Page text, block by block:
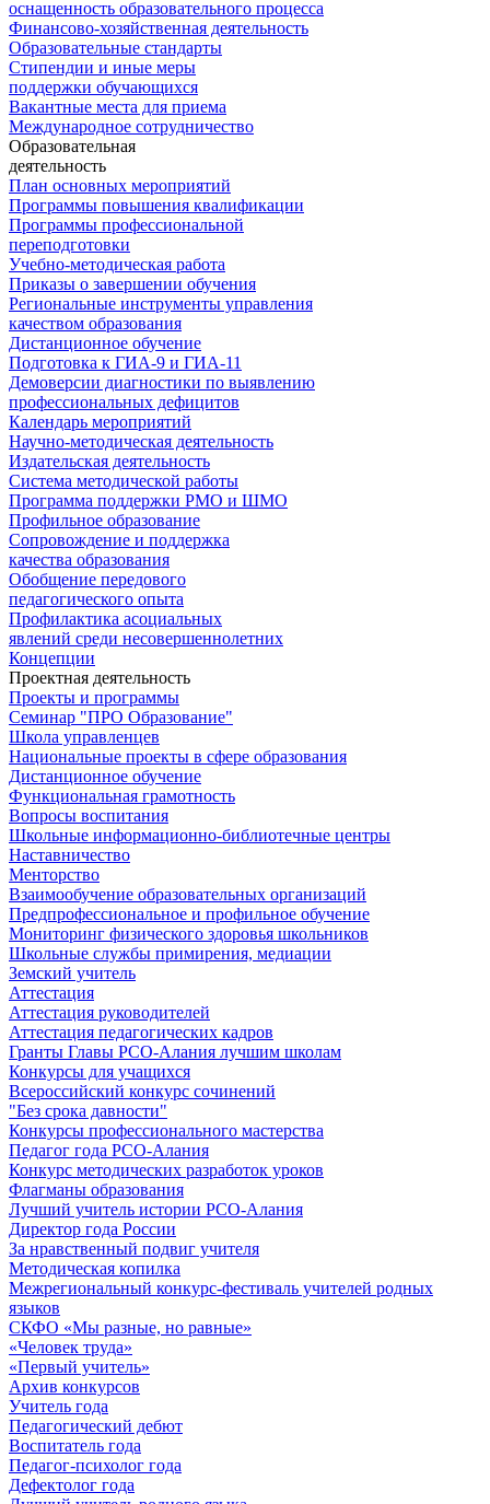
оснащенность образовательного процесса
Финансово-хозяйственная деятельность
Образовательные стандарты
Стипендии и иные меры
поддержки обучающихся
Вакантные места для приема
Международное сотрудничество
Образовательная
деятельность
План основных мероприятий
Программы повышения квалификации
Программы профессиональной
переподготовки
Учебно-методическая работа
Приказы о завершении обучения
Региональные инструменты управления
качеством образования
Дистанционное обучение
Подготовка к ГИА-9 и ГИА-11
Демоверсии диагностики по выявлению
профессиональных дефицитов
Календарь мероприятий
Научно-методическая деятельность
Издательская деятельность
Система методической работы
Программа поддержки РМО и ШМО
Профильное образование
Сопровождение и поддержка
качества образования
Обобщение передового
педагогического опыта
Профилактика асоциальных
явлений среди несовершеннолетних
Концепции
Проектная деятельность
Проекты и программы
Семинар "ПРО Образование"
Школа управленцев
Национальные проекты в сфере образования
Дистанционное обучение
Функциональная грамотность
Вопросы воспитания
Школьные информационно-библиотечные центры
Наставничество
Менторство
Взаимообучение образовательных организаций
Предпрофессиональное и профильное обучение
Мониторинг физического здоровья школьников
Школьные службы примирения, медиации
Земский учитель
Аттестация
Аттестация руководителей
Аттестация педагогических кадров
Гранты Главы РСО-Алания лучшим школам
Конкурсы для учащихся
Всероссийский конкурс сочинений
"Без срока давности"
Конкурсы профессионального мастерства
Педагог года РСО-Алания
Конкурс методических разработок уроков
Флагманы образования
Лучший учитель истории РСО-Алания
Директор года России
За нравственный подвиг учителя
Методическая копилка
Межрегиональный конкурс-фестиваль учителей родных
языков
СКФО «Мы разные, но равные»
«Человек труда»
«Первый учитель»
Архив конкурсов
Учитель года
Педагогический дебют
Воспитатель года
Педагог-психолог года
Дефектолог года